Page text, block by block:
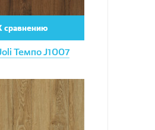
Темпо J1007
сравнению
Увеличить